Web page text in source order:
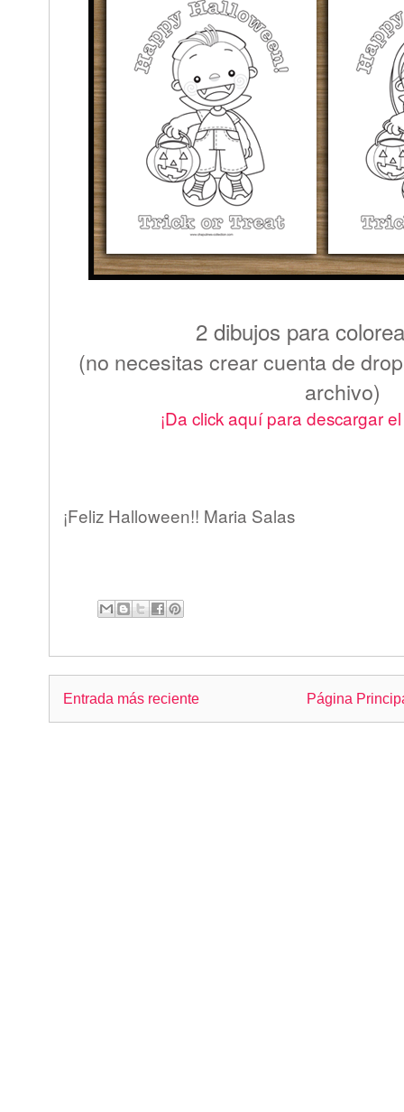
2 dibujos para
(no necesitas crear cuenta de
archivo)
¡Da click aquí para descargar
¡Feliz Halloween!! Maria Salas
Entrada más reciente Página